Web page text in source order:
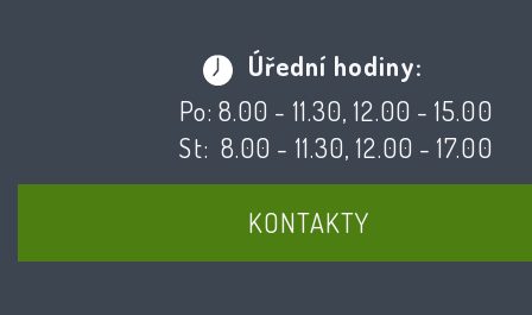
Úřední hodiny:
Po: 8.00 - 11.30, 12.00 - 15.00
St: 8.00 - 11.30, 12.00 - 17.00
KONTAKTY